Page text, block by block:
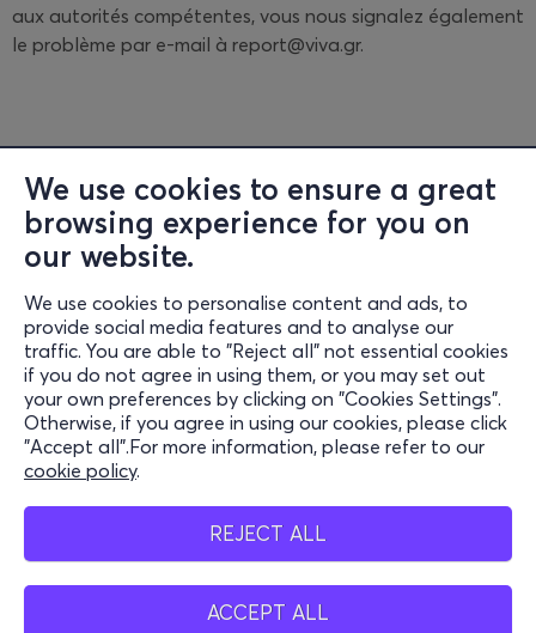
We use cookies to ensure a great
browsing experience for you on
our website.
We use cookies to personalise content and ads, to
provide social media features and to analyse our
traffic. You are able to "Reject all" not essential cookies
if you do not agree in using them, or you may set out
your own preferences by clicking on "Cookies Settings".
Otherwise, if you agree in using our cookies, please click
"Accept all".For more information, please refer to our
cookie policy.
REJECT ALL
ACCEPT ALL
aux autorités compétentes, vous nous signalez également
le problème par e-mail à report@viva.gr.
Belgium
Information
Soutien
Rester connecté
Application Mobile